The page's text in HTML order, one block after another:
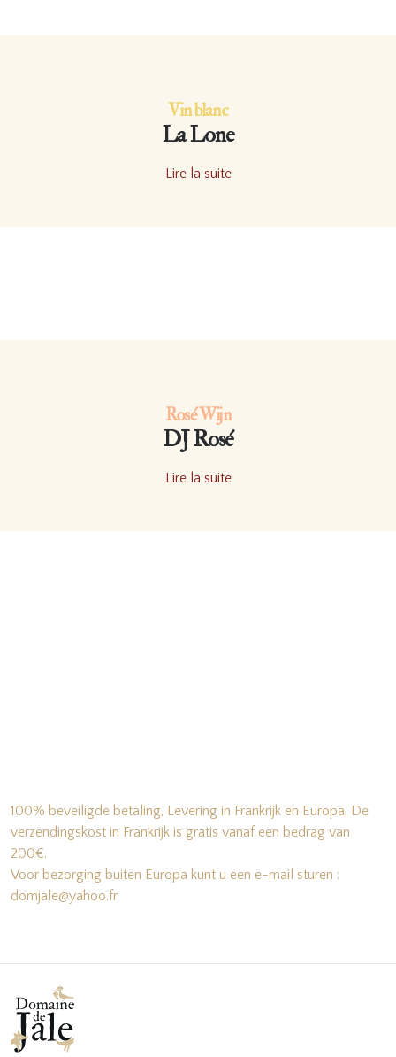
Vin blanc
La Lone
Lire la suite
Rosé Wijn
DJ Rosé
Lire la suite
100% beveiligde betaling, Levering in Frankrijk en Europa, De
verzendingskost in Frankrijk is gratis vanaf een bedrag van
200€.
Voor bezorging buiten Europa kunt u een e-mail sturen :
domjale@yahoo.fr